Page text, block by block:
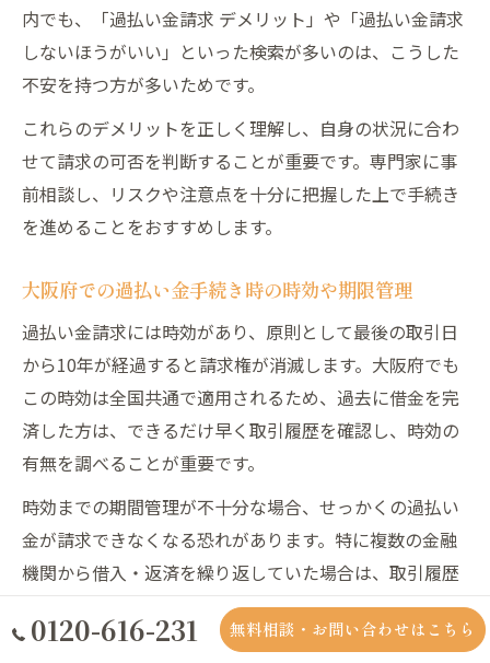
内でも、「過払い金請求 デメリット」や「過払い金請求
しないほうがいい」といった検索が多いのは、こうした
不安を持つ方が多いためです。
これらのデメリットを正しく理解し、自身の状況に合わ
せて請求の可否を判断することが重要です。専門家に事
前相談し、リスクや注意点を十分に把握した上で手続き
を進めることをおすすめします。
大阪府での過払い金手続き時の時効や期限管理
過払い金請求には時効があり、原則として最後の取引日
から10年が経過すると請求権が消滅します。大阪府でも
この時効は全国共通で適用されるため、過去に借金を完
済した方は、できるだけ早く取引履歴を確認し、時効の
有無を調べることが重要です。
時効までの期間管理が不十分な場合、せっかくの過払い
金が請求できなくなる恐れがあります。特に複数の金融
機関から借入・返済を繰り返していた場合は、取引履歴
の整理が複雑になりやすいため、専門家のサポートを受
けることが有効です。大阪市内の法律事務所や司法書士
0120-616-231 無料相談・お問い合わせはこちら